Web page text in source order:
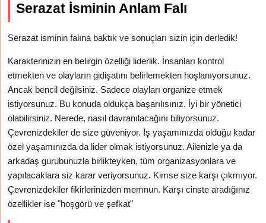
Serazat İsminin Anlam Falı
Serazat isminin falına baktık ve sonuçları sizin için derledik!
Karakterinizin en belirgin özelliği liderlik. İnsanları kontrol
etmekten ve olayların gidişatını belirlemekten hoşlanıyorsunuz.
Ancak bencil değilsiniz. Sadece olayları organize etmek
istiyorsunuz. Bu konuda oldukça başarılısınız. İyi bir yönetici
olabilirsiniz. Nerede, nasıl davranılacağını biliyorsunuz.
Çevrenizdekiler de size güveniyor. İş yaşamınızda olduğu kadar
özel yaşamınızda da lider olmak istiyorsunuz. Ailenizle ya da
arkadaş gurubunuzla birlikteyken, tüm organizasyonlara ve
yapılacaklara siz karar veriyorsunuz. Kimse size karşı çıkmıyor.
Çevrenizdekiler fikirlerinizden memnun. Karşı cinste aradığınız
özellikler ise "hoşgörü ve şefkat"